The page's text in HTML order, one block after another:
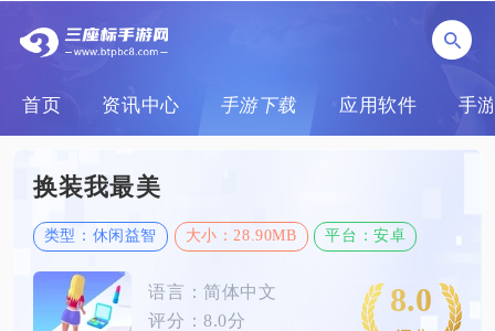
首页 资讯中心 手游下载 应用软件 手
换装我最美
类型：休闲益智 大小：28.90MB 平台：安卓
语言：简体中文
评分：8.0分
8.0